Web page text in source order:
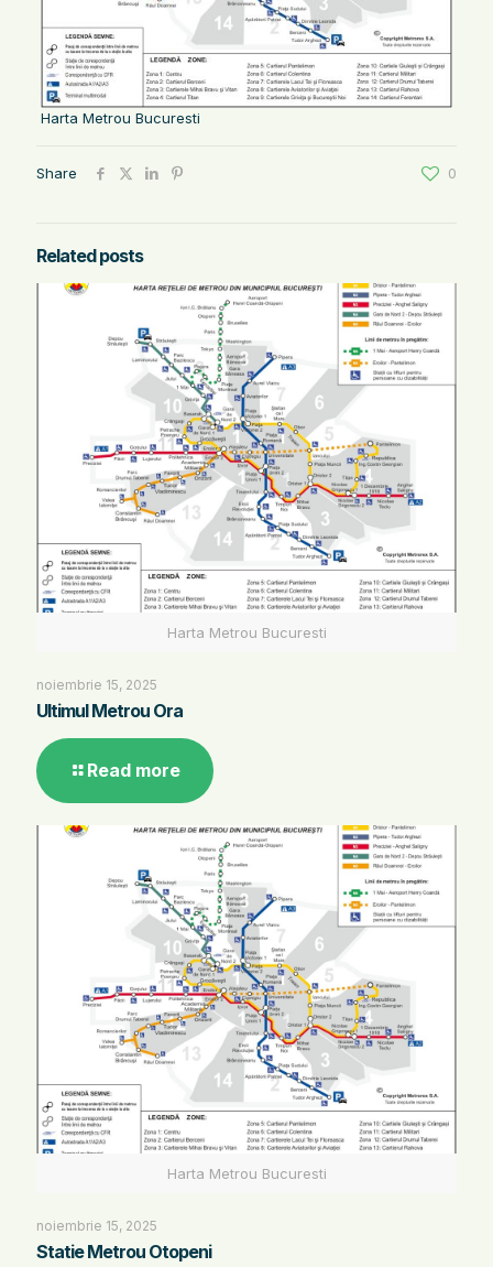
Harta Metrou Bucuresti
Share 0
Related posts
Harta Metrou Bucuresti
noiembrie 15, 2025
Ultimul Metrou Ora
Read more
Harta Metrou Bucuresti
noiembrie 15, 2025
Statie Metrou Otopeni